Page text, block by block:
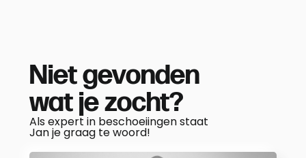
Niet gevonden
wat je zocht?
Als expert in beschoeiingen staat
Jan je graag te woord!